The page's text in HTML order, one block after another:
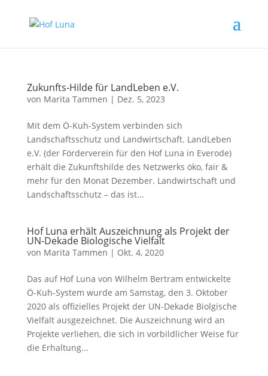
Zukunfts-Hilde für LandLeben e.V.
von Marita Tammen | Dez. 5, 2023
Mit dem Ö-Kuh-System verbinden sich
Landschaftsschutz und Landwirtschaft. LandLeben
e.V. (der Förderverein für den Hof Luna in Everode)
erhält die Zukunftshilde des Netzwerks öko, fair &
mehr für den Monat Dezember. Landwirtschaft und
Landschaftsschutz – das ist...
Hof Luna erhält Auszeichnung als Projekt der
UN-Dekade Biologische Vielfalt
von Marita Tammen | Okt. 4, 2020
Das auf Hof Luna von Wilhelm Bertram entwickelte
Ö-Kuh-System wurde am Samstag, den 3. Oktober
2020 als offizielles Projekt der UN-Dekade Biolgische
Vielfalt ausgezeichnet. Die Auszeichnung wird an
Projekte verliehen, die sich in vorbildlicher Weise für
die Erhaltung...